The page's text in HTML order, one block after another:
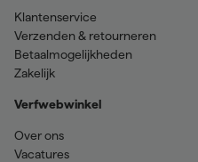
Klantenservice
Verzenden & retourneren
Betaalmogelijkheden
Zakelijk
Verfwebwinkel
Over ons
Vacatures